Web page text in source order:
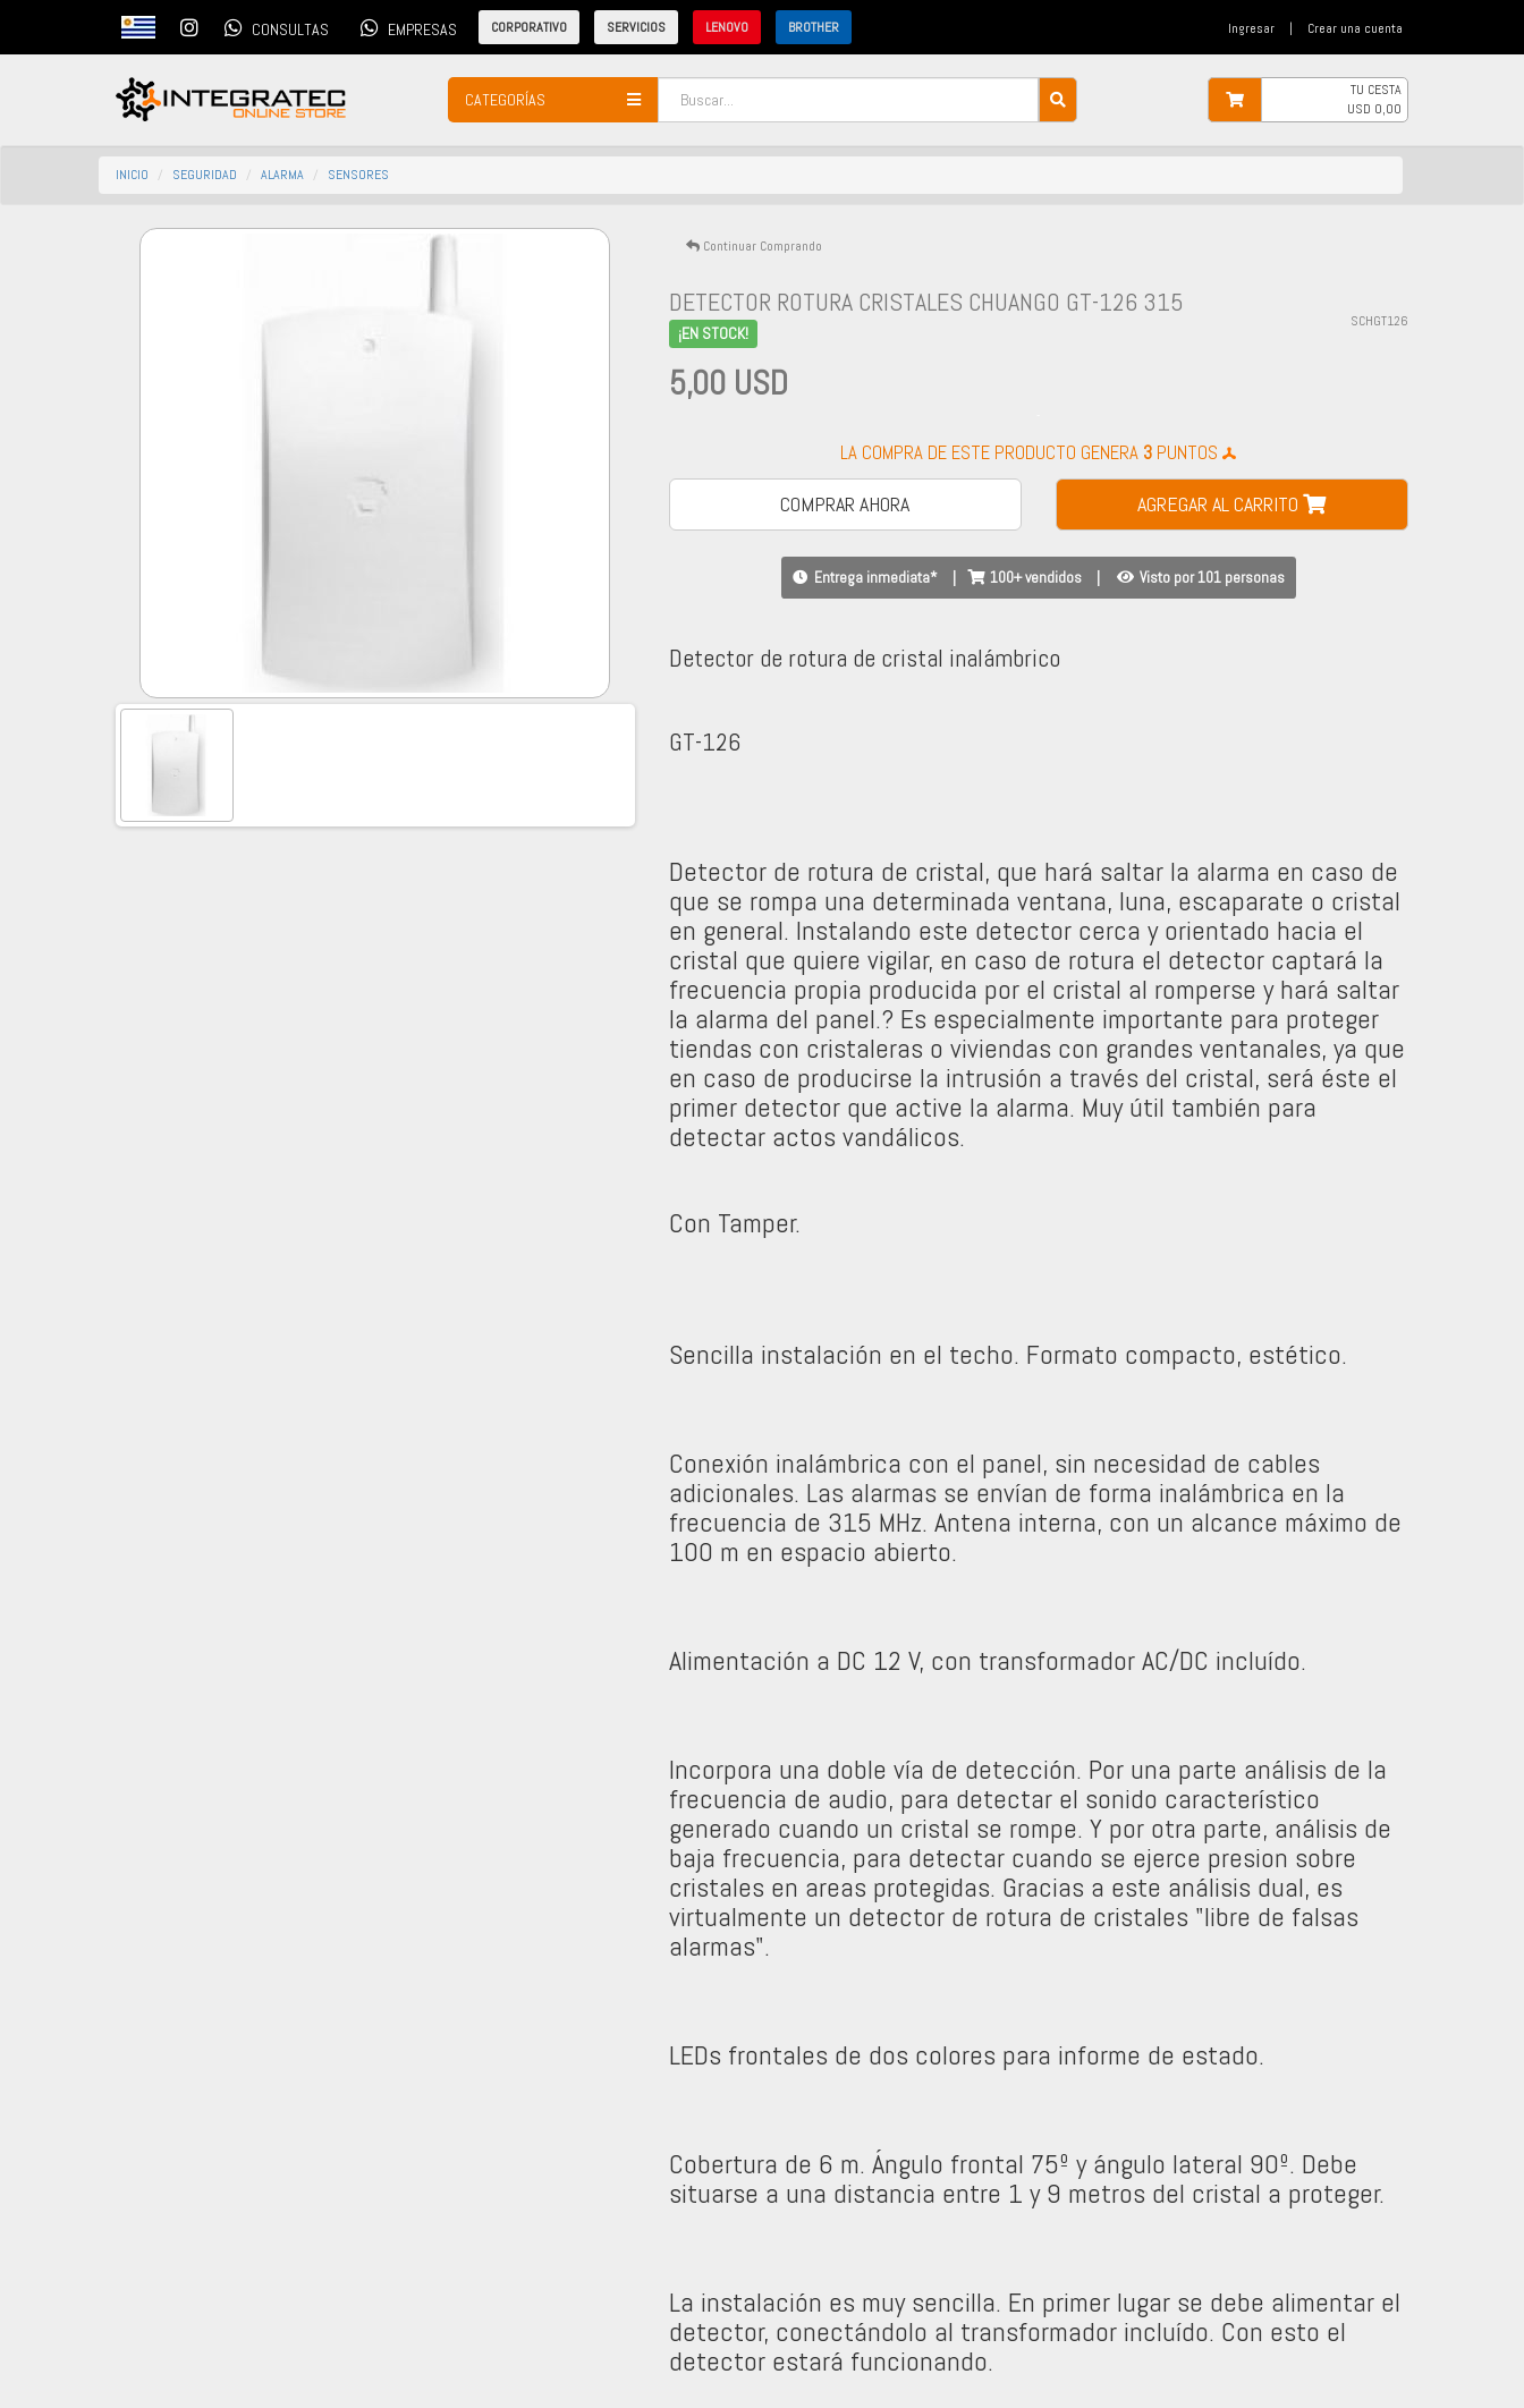
CONSULTAS EMPRESAS CORPORATIVO SERVICIOS LENOVO BROTHER Ingresar | Crear una cuenta
CATEGORÍAS
TU CESTA
USD 0,00
INICIO SEGURIDAD ALARMA SENSORES
Continuar Comprando
DETECTOR ROTURA CRISTALES CHUANGO GT-126 315
¡EN STOCK!
SCHGT126
5,00 USD
LA COMPRA DE ESTE PRODUCTO GENERA 3 PUNTOS
COMPRAR AHORA AGREGAR AL CARRITO
Entrega inmediata* 100+ vendidos Visto por 101 personas
Detector de rotura de cristal inalámbrico
GT-126
Detector de rotura de cristal, que hará saltar la alarma en caso de
que se rompa una determinada ventana, luna, escaparate o cristal
en general. Instalando este detector cerca y orientado hacia el
cristal que quiere vigilar, en caso de rotura el detector captará la
frecuencia propia producida por el cristal al romperse y hará saltar
la alarma del panel.? Es especialmente importante para proteger
tiendas con cristaleras o viviendas con grandes ventanales, ya que
en caso de producirse la intrusión a través del cristal, será éste el
primer detector que active la alarma. Muy útil también para
detectar actos vandálicos.
Con Tamper.
Sencilla instalación en el techo. Formato compacto, estético.
Conexión inalámbrica con el panel, sin necesidad de cables
adicionales. Las alarmas se envían de forma inalámbrica en la
frecuencia de 315 MHz. Antena interna, con un alcance máximo de
100 m en espacio abierto.
Alimentación a DC 12 V, con transformador AC/DC incluído.
Incorpora una doble vía de detección. Por una parte análisis de la
frecuencia de audio, para detectar el sonido característico
generado cuando un cristal se rompe. Y por otra parte, análisis de
baja frecuencia, para detectar cuando se ejerce presion sobre
cristales en areas protegidas. Gracias a este análisis dual, es
virtualmente un detector de rotura de cristales "libre de falsas
alarmas".
LEDs frontales de dos colores para informe de estado.
Cobertura de 6 m. Ángulo frontal 75º y ángulo lateral 90º. Debe
situarse a una distancia entre 1 y 9 metros del cristal a proteger.
La instalación es muy sencilla. En primer lugar se debe alimentar el
detector, conectándolo al transformador incluído. Con esto el
detector estará funcionando.